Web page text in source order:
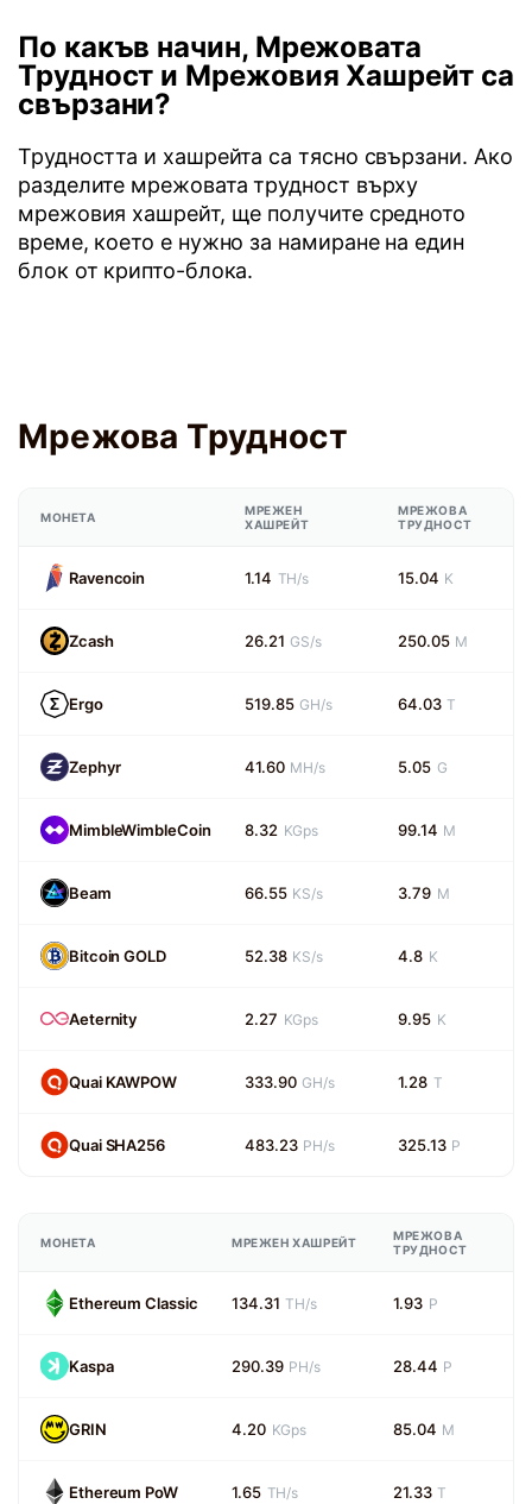
По какъв начин, Мрежовата
Трудност и Мрежовия Хашрейт са
свързани?
Трудността и хашрейта са тясно свързани. Ако
разделите мрежовата трудност върху
мрежовия хашрейт, ще получите средното
време, което е нужно за намиране на един
блок от крипто-блока.
Мрежова Трудност
МОНЕТА
МРЕЖЕН
ХАШРЕЙТ
МРЕЖОВА
ТРУДНОСТ
Ravencoin 1.14 TH/s 15.04 K
Zcash 26.21 GS/s 250.05 M
Ergo 519.85 GH/s 64.03 T
Zephyr 41.60 MH/s 5.05 G
MimbleWimbleCoin 8.32 KGps 99.14 M
Beam 66.55 KS/s 3.79 M
Bitcoin GOLD 52.38 KS/s 4.8 K
Aeternity 2.27 KGps 9.95 K
Quai KAWPOW 333.90 GH/s 1.28 T
Quai SHA256 483.23 PH/s 325.13 P
МОНЕТА МРЕЖЕН ХАШРЕЙТ
МРЕЖОВА
ТРУДНОСТ
Ethereum Classic 134.31 TH/s 1.93 P
Kaspa 290.39 PH/s 28.44 P
GRIN 4.20 KGps 85.04 M
Ethereum PoW 1.65 TH/s 21.33 T